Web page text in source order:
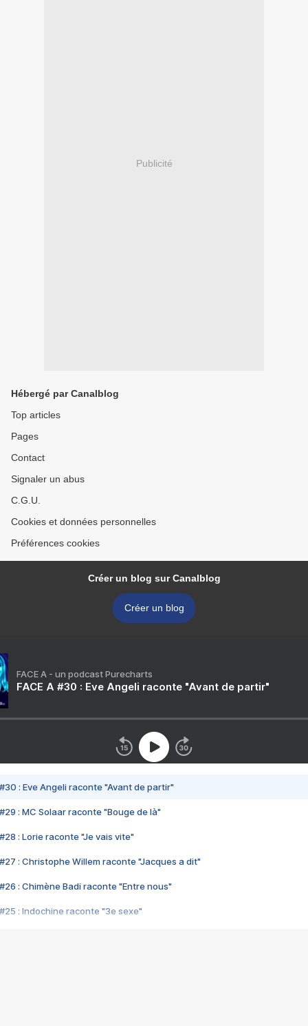
Publicité
Hébergé par Canalblog
Top articles
Pages
Contact
Signaler un abus
C.G.U.
Cookies et données personnelles
Préférences cookies
Créer un blog sur Canalblog
Créer un blog
FACE A - un podcast Purecharts
FACE A #30 : Eve Angeli raconte "Avant de partir"
#30 : Eve Angeli raconte "Avant de partir"
#29 : MC Solaar raconte "Bouge de là"
#28 : Lorie raconte "Je vais vite"
#27 : Christophe Willem raconte "Jacques a dit"
#26 : Chimène Badi raconte "Entre nous"
#25 : Indochine raconte "3e sexe"